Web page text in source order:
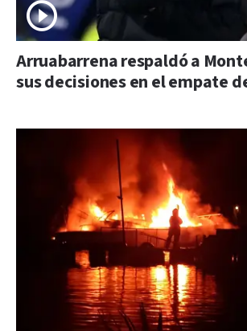
Arruabarrena respaldó a
sus decisiones en el empate